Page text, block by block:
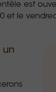
est
et le
un